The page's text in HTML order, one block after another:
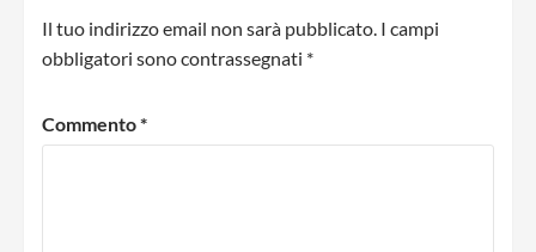
Il tuo indirizzo email non sarà pubblicato. I campi
obbligatori sono contrassegnati *
Commento*